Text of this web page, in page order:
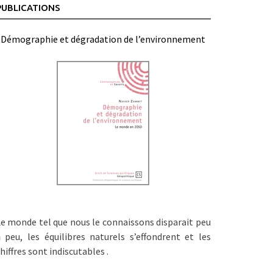
Démographie et dégradation de l’environnement
monde tel que nous le connaissons disparait peu
peu, les équilibres naturels s’effondrent et les
sont indiscutables .